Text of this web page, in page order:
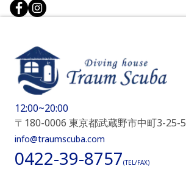
12:00~20:00
〒180-0006 東京都武蔵野市中町3-25-5
info@traumscuba.com
0422-39-8757(TEL/FAX)